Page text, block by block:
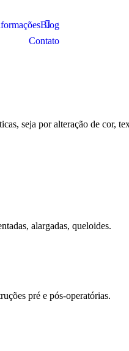
Blog
Contato
seja por alteração de cor,
alargadas, queloides.
pré e pós-operatórias.